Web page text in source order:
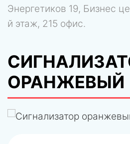
Энергетиков 19, Бизнес
й этаж, 215 офис.
ОРАНЖЕВЫЙ